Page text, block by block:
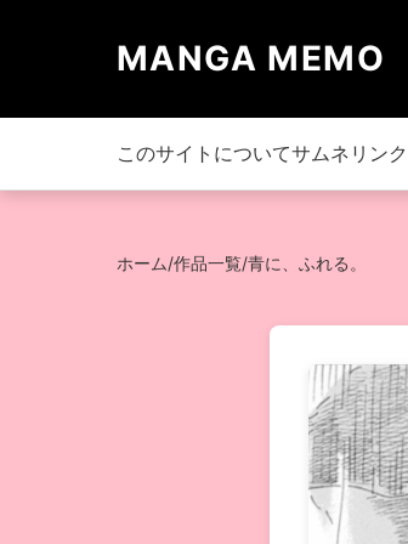
MANGA MEMO
このサイトについてサムネリンク
ホーム/作品一覧/青に、ふれる。